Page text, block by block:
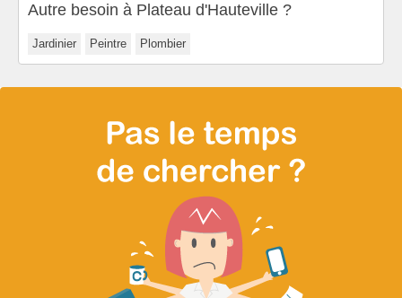
Autre besoin à Plateau d'Hauteville ?
Jardinier Peintre Plombier